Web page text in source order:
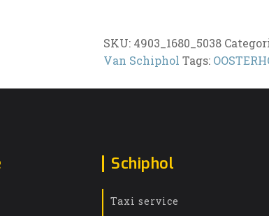
SKU: 4903_1680_5038
Van Schiphol Tags:
Schiphol
Taxi service